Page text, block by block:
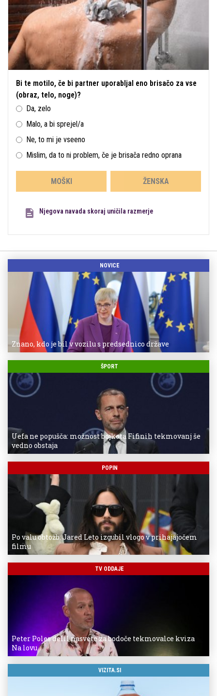
Bi te motilo, če bi partner uporabljal eno brisačo za vse
(obraz, telo, noge)?
Da, zelo
Malo, a bi sprejel/a
Ne, to mi je vseeno
Mislim, da to ni problem, če je brisača redno oprana
MOŠKI ŽENSKA
Njegova navada skoraj uničila razmerje
NOVICE
Znano, kdo je bil v vozilu s predsednico države
ŠPORT
Uefa ne popušča: možnost bojkota Fifinih tekmovanj še
vedno obstaja
POPIN
Po valu obtožb: Jared Leto izgubil vlogo v prihajajočem
filmu
TV ODDAJE
Peter Poles delil nasvete za bodoče tekmovalce kviza
Na lovu
VIZITA.SI